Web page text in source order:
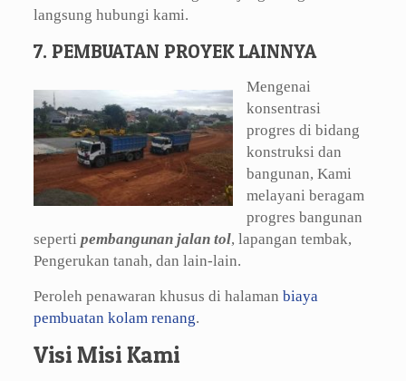
langsung hubungi kami.
7. PEMBUATAN PROYEK LAINNYA
Mengenai
konsentrasi
progres di bidang
konstruksi dan
bangunan, Kami
melayani beragam
progres bangunan
seperti pembangunan jalan tol, lapangan tembak,
Pengerukan tanah, dan lain-lain.
Peroleh penawaran khusus di halaman biaya
pembuatan kolam renang.
Visi Misi Kami